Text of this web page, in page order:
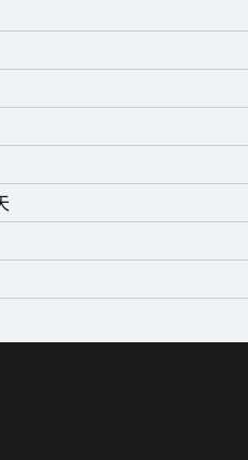
可以改变人生观。虽然我们
心境。早安!
罐，你投入的每一份努力都
天黑闭眼，然后，一觉起来
住自己，早安!
的心肠待人。早安!周末愉